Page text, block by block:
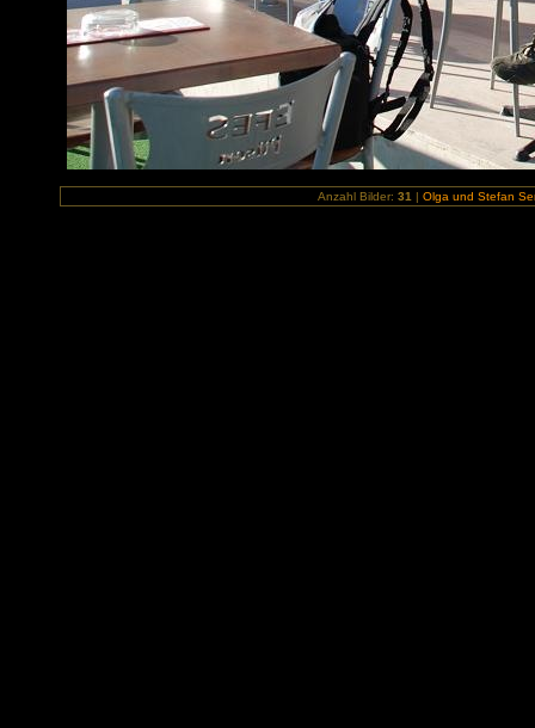
Anzahl Bilder: 31 | Olga und Stefan